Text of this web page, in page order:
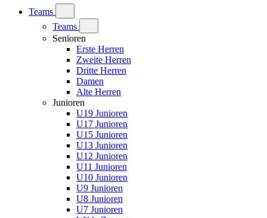
Teams
Teams
Senioren
Erste Herren
Zweite Herren
Dritte Herren
Damen
Alte Herren
Junioren
U19 Junioren
U17 Junioren
U15 Junioren
U13 Junioren
U12 Junioren
U11 Junioren
U10 Junioren
U9 Junioren
U8 Junioren
U7 Junioren